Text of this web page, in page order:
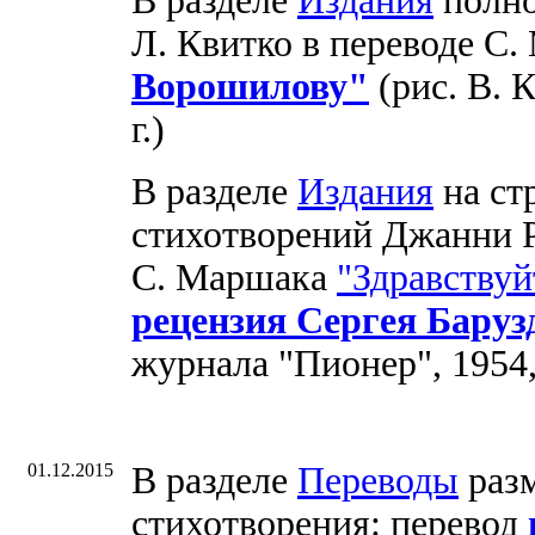
Л. Квитко в переводе
Ворошилову" (рис. В.
г.)
В разделе Издания на
стихотворений Джанни
С. Маршака
рецензия Сергея
журнала "Пионер",
01.12.2015 В разделе Переводы
стихотворения: перевод